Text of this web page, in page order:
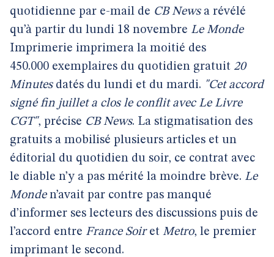
quotidienne par e-mail de CB Newsa révélé
qu’à partir du lundi 18 novembre Le Monde
Imprimerie imprimera la moitié des
450.000 exemplaires du quotidien gratuit 20
Minutesdatés du lundi et du mardi. "Cet accord
signé fin juillet a clos le conflit avec Le Livre
CGT", précise CB News. La stigmatisation des
gratuits a mobilisé plusieurs articles et un
éditorial du quotidien du soir, ce contrat avec
le diable n’y a pas mérité la moindre brève. Le
Monden’avait par contre pas manqué
d’informer ses lecteurs des discussions puis de
l’accord entre France Soiret Metro, le premier
imprimant le second.